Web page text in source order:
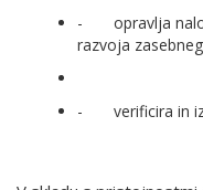
- opravlja
razvoja
- verificira in